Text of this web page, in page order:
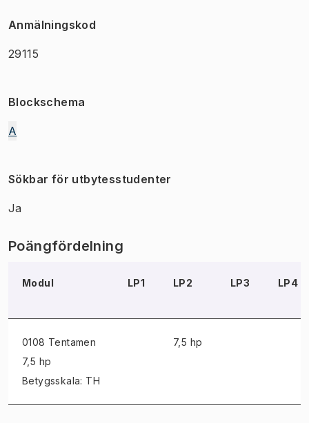
Anmälningskod
29115
Blockschema
A
Sökbar för utbytesstudenter
Ja
Poängfördelning
Modul LP1 LP2 LP3 LP4
0108 Tentamen
7,5 hp
Betygsskala: TH
7,5 hp